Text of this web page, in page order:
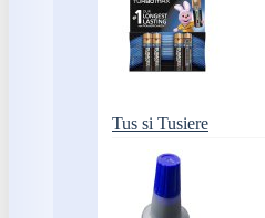
Tus si Tusiere